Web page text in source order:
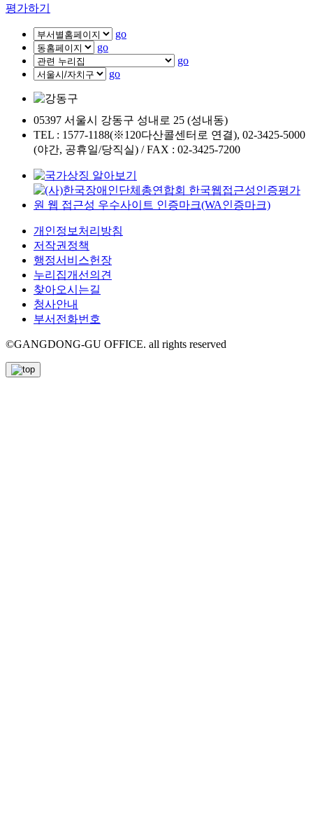
평가하기
go
go
go
go
05397 서울시 강동구 성내로 25 (성내동)
TEL : 1577-1188(※120다산콜센터로 연결), 02-3425-5000
(야간, 공휴일/당직실) / FAX : 02-3425-7200
개인정보처리방침
저작권정책
행정서비스헌장
누리집개선의견
찾아오시는길
청사안내
부서전화번호
©GANGDONG-GU OFFICE. all rights reserved